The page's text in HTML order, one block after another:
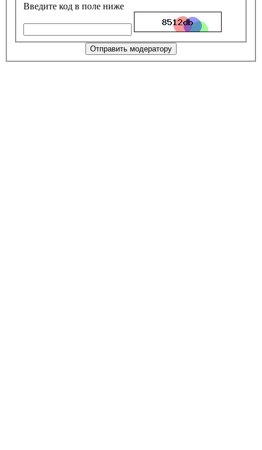
Введите код в поле ниже
Отправить модератору